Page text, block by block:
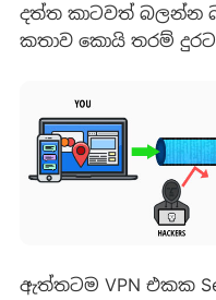
දත්ත කාටවත් බලන්න
කතාව කොයි තරම්
ඇත්තටම VPN එකක